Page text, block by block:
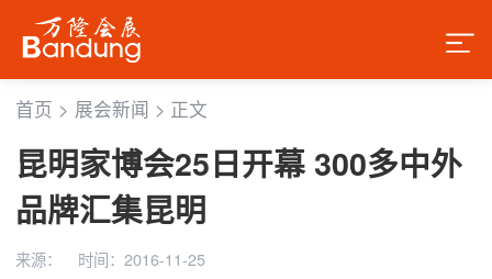
首页 > 展会新闻 > 正文
昆明家博会25日开幕 300多中外
品牌汇集昆明
来源： 时间：2016-11-25